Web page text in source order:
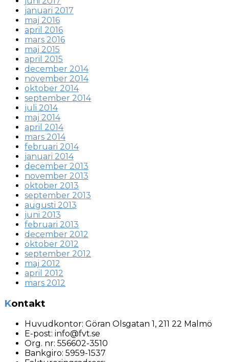
januari 2017
maj 2016
april 2016
mars 2016
maj 2015
april 2015
december 2014
november 2014
oktober 2014
september 2014
juli 2014
maj 2014
april 2014
mars 2014
februari 2014
januari 2014
december 2013
november 2013
oktober 2013
september 2013
augusti 2013
juni 2013
februari 2013
december 2012
oktober 2012
september 2012
maj 2012
april 2012
mars 2012
Kontakt
Huvudkontor: Göran Olsgatan 1, 211 22 Malmö
E-post: info@fvt.se
Org. nr: 556602-3510
Bankgiro: 5959-1537